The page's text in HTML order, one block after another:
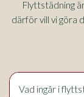
Flyttstädning
därför vill vi göra
Vad ingår i